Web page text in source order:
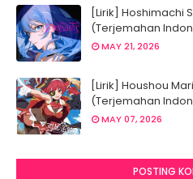
[Lirik] Hoshimachi
(Terjemahan
MAY 21, 2026
[Lirik] Houshou
(Terjemahan
MAY 07, 2026
POSTING